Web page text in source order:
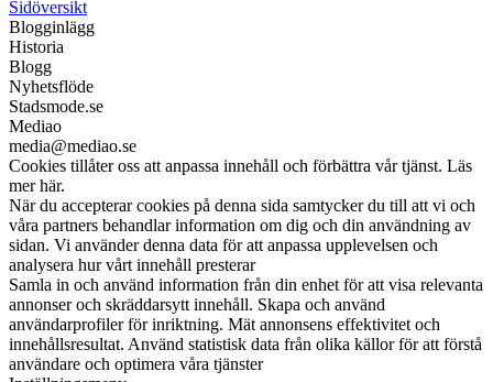
Sidöversikt
Blogginlägg
Historia
Blogg
Nyhetsflöde
Stadsmode.se
Mediao
media@mediao.se
Cookies tillåter oss att anpassa innehåll och förbättra vår tjänst. Läs
mer här.
När du accepterar cookies på denna sida samtycker du till att vi och
våra partners behandlar information om dig och din användning av
sidan. Vi använder denna data för att anpassa upplevelsen och
analysera hur vårt innehåll presterar
Samla in och använd information från din enhet för att visa relevanta
annonser och skräddarsytt innehåll. Skapa och använd
användarprofiler för inriktning. Mät annonsens effektivitet och
innehållsresultat. Använd statistisk data från olika källor för att förstå
användare och optimera våra tjänster